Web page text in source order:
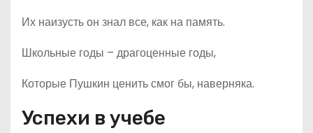
Их наизусть он знал все, как на память.
Школьные годы – драгоценные годы,
Которые Пушкин ценить смог бы, наверняка.
Успехи в учебе